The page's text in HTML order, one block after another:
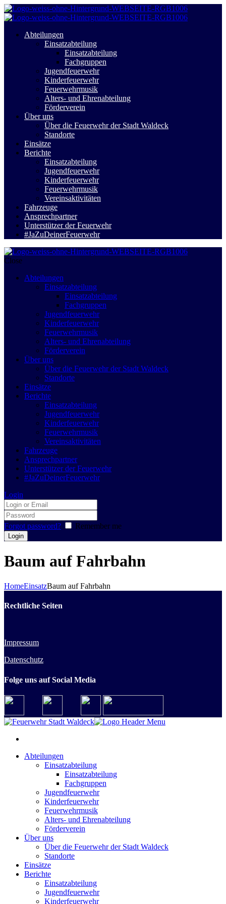
Abteilungen
Einsatzabteilung
Einsatzabteilung
Fachgruppen
Jugendfeuerwehr
Kinderfeuerwehr
Feuerwehrmusik
Alters- und Ehrenabteilung
Förderverein
Über uns
Über die Feuerwehr der Stadt Waldeck
Standorte
Einsätze
Berichte
Einsatzabteilung
Jugendfeuerwehr
Kinderfeuerwehr
Feuerwehrmusik
Vereinsaktivitäten
Fahrzeuge
Ansprechpartner
Unterstützer der Feuerwehr
#JaZuDeinerFeuerwehr
Close
Abteilungen
Einsatzabteilung
Einsatzabteilung
Fachgruppen
Jugendfeuerwehr
Kinderfeuerwehr
Feuerwehrmusik
Alters- und Ehrenabteilung
Förderverein
Über uns
Über die Feuerwehr der Stadt Waldeck
Standorte
Einsätze
Berichte
Einsatzabteilung
Jugendfeuerwehr
Kinderfeuerwehr
Feuerwehrmusik
Vereinsaktivitäten
Fahrzeuge
Ansprechpartner
Unterstützer der Feuerwehr
#JaZuDeinerFeuerwehr
Login
Forgot password? Remember me
Baum auf Fahrbahn
HomeEinsatzBaum auf Fahrbahn
Rechtliche Seiten
Impressum
Datenschutz
Folge uns auf Social Media
Abteilungen
Einsatzabteilung
Einsatzabteilung
Fachgruppen
Jugendfeuerwehr
Kinderfeuerwehr
Feuerwehrmusik
Alters- und Ehrenabteilung
Förderverein
Über uns
Über die Feuerwehr der Stadt Waldeck
Standorte
Einsätze
Berichte
Einsatzabteilung
Jugendfeuerwehr
Kinderfeuerwehr